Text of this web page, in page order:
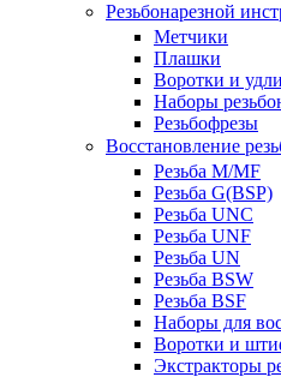
Резьбонарезной
Метчики
Плашки
Воротки и
Наборы
Резьбофрезы
Восстановление
Резьба M/MF
Резьба G(BSP)
Резьба UNC
Резьба UNF
Резьба UN
Резьба BSW
Резьба BSF
Наборы для
Воротки и
Экстракторы